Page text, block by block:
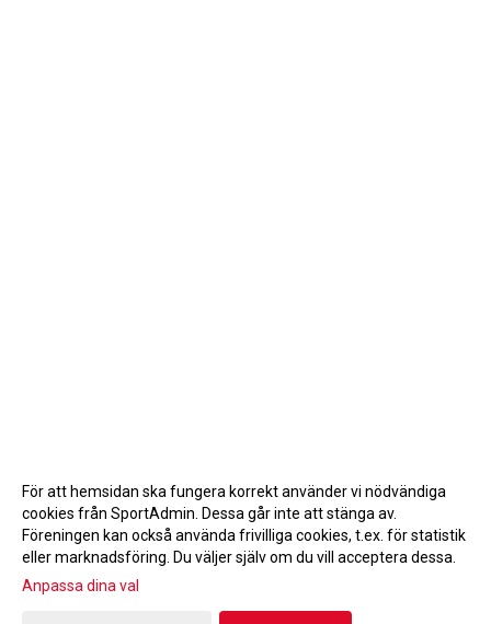
Gå till Webbversion
För att hemsidan ska fungera korrekt använder vi nödvändiga
cookies från SportAdmin. Dessa går inte att stänga av.
Föreningen kan också använda frivilliga cookies, t.ex. för statistik
eller marknadsföring. Du väljer själv om du vill acceptera dessa.
Anpassa dina val